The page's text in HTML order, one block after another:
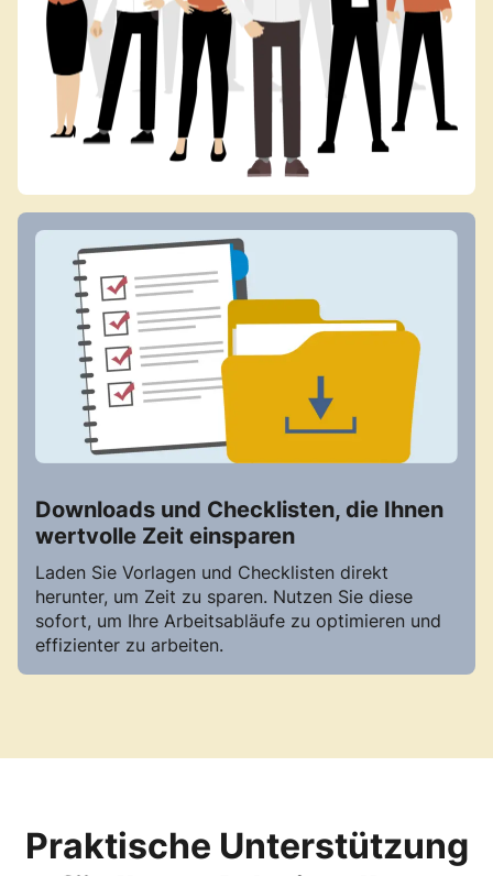
Downloads und Checklisten, die Ihnen
wertvolle Zeit einsparen
Laden Sie Vorlagen und Checklisten direkt
herunter, um Zeit zu sparen. Nutzen Sie diese
sofort, um Ihre Arbeitsabläufe zu optimieren und
effizienter zu arbeiten.
Praktische Unterstützung